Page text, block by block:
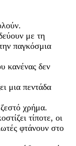
με τη
παγκόσμια
κανένας δεν
μια πεντάδα
χρήμα.
τίποτε, οι
φτάνουν στο